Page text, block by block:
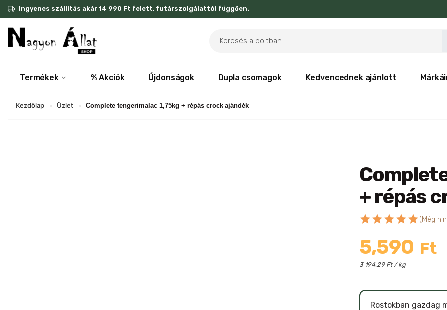
Skip
to
content
Ingyenes szállítás akár 14 990 Ft felett, futárszolgálattól függően.
search
Termékek % Akciók Újdonságok Dupla csomagok Kedvencednek ajánlott
Kezdőlap Üzlet Complete tengerimalac 1,75kg + répás crock ajándék
+ répás
starstarstarstarstar(Még
5,590 Ft
3 194,29 Ft / kg
Rostokban gazdag